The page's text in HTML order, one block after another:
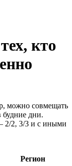
кто
можно совмещать
будние дни.
2/2, 3/3 и с иными
Регион